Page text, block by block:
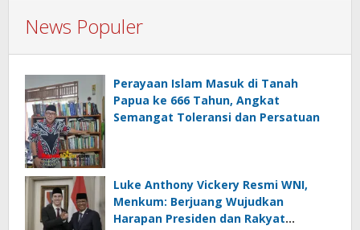
News Populer
Perayaan Islam Masuk di Tanah
Papua ke 666 Tahun, Angkat
Semangat Toleransi dan Persatuan
Luke Anthony Vickery Resmi WNI,
Menkum: Berjuang Wujudkan
Harapan Presiden dan Rakyat